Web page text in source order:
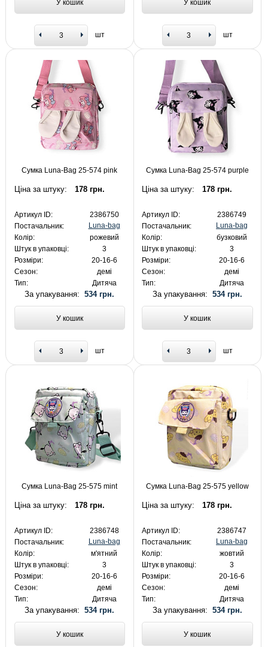
У кошик
шт
У кошик
шт
Сумка Luna-Bag 25-574 pink
Ціна за штуку: 178 грн.
Артикул ID:
2386750
Постачальник:
Luna-bag
Колір:
рожевий
Штук в упаковці:
3
Розміри:
20-16-6
Сезон:
демі
Тип:
Дитяча
За упакування:534 грн.
У кошик
шт
Сумка Luna-Bag 25-574 purple
Ціна за штуку: 178 грн.
Артикул ID:
2386749
Постачальник:
Luna-bag
Колір:
бузковий
Штук в упаковці:
3
Розміри:
20-16-6
Сезон:
демі
Тип:
Дитяча
За упакування: 534 грн.
У кошик
шт
Сумка Luna-Bag 25-575 mint
Ціна за штуку: 178 грн.
Артикул ID:
2386748
Постачальник:
Luna-bag
Колір:
м'ятний
Штук в упаковці:
3
Розміри:
20-16-6
Сезон:
демі
Тип:
Дитяча
За упакування:534 грн.
У кошик
Сумка Luna-Bag 25-575 yellow
Ціна за штуку: 178 грн.
Артикул ID:
2386747
Постачальник:
Luna-bag
Колір:
жовтий
Штук в упаковці:
3
Розміри:
20-16-6
Сезон:
демі
Тип:
Дитяча
За упакування: 534 грн.
У кошик